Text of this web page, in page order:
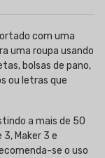
com uma
uma roupa usando
bolsas de pano,
ou letras que
a mais de 50
Maker 3 e
se o uso